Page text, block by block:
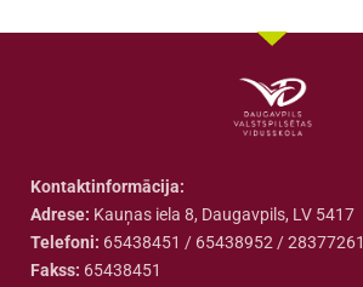
Kontaktinformācija:
Adrese: Kauņas iela 8, Daugavpils, LV 5417
Telefoni: 65438451 / 65438952 / 28377261
Fakss: 65438451